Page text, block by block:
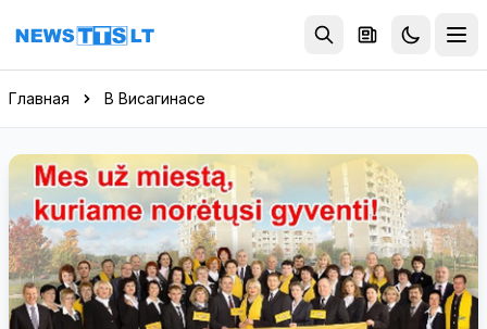
Перейти к содержимому
Главная В Висагинасе